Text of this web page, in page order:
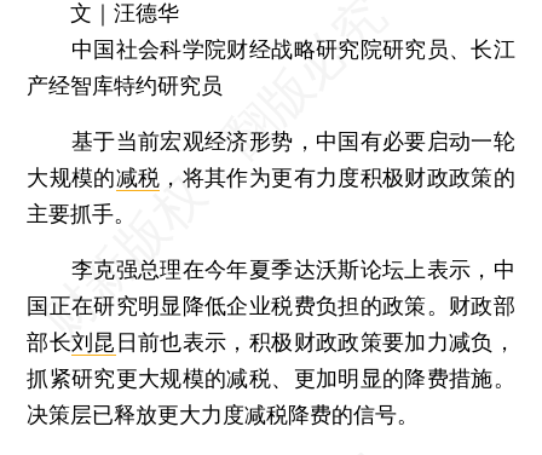
文｜汪德华
中国社会科学院财经战略研究院研究员、长江
产经智库特约研究员
基于当前宏观经济形势，中国有必要启动一轮
大规模的减税 ，将其作为更有力度积极财政政策的
主要抓手。
李克强总理在今年夏季达沃斯论坛上表示，中
国正在研究明显降低企业税费负担的政策。财政部
部长刘昆 日前也表示，积极财政政策要加力减负，
抓紧研究更大规模的减税、更加明显的降费措施。
决策层已释放更大力度减税降费的信号。